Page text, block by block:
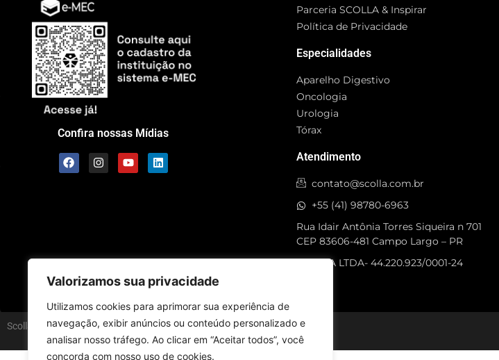
Valorizamos sua privacidade
Utilizamos cookies para aprimorar sua experiência de
navegação, exibir anúncios ou conteúdo personalizado e
analisar nosso tráfego. Ao clicar em “Aceitar todos”, você
concorda com nosso uso de cookies.
Confira nossas Mídias
Parceria SCOLLA & Inspirar
Política de Privacidade
Especialidades
Aparelho Digestivo
Oncologia
Urologia
Tórax
Atendimento
contato@scolla.com.br
+55 (41) 98780-6963
Rua Idair Antônia Torres Siqueira n 701
CEP 83606-481 Campo Largo – PR
SCOLLA LTDA- 44.220.923/0001-24
Scolla © – Todos os Direitos Reservados